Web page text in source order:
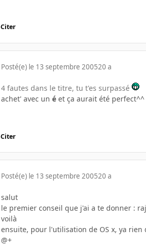
Citer
Posté(e) le 13 septembre 200520 a
4 fautes dans le titre, tu t'es surpassé
achet' avec un é et ça aurait été perfect^^
Citer
Posté(e) le 13 septembre 200520 a
salut
le premier conseil que j'ai a te donner :
voilà
ensuite, pour l'utilisation de OS x, ya
@+